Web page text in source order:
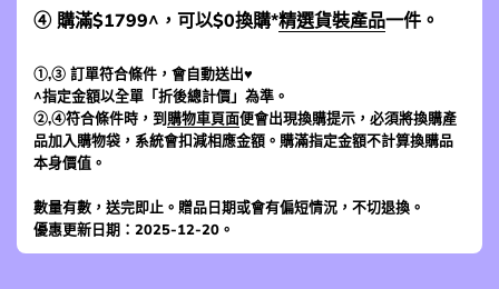
④ 購滿$1799^，可以$0換購*精選貨裝產品一件。
①,③ 訂單符合條件，會自動送出♥
^指定金額以全單「折後總計價」為準。
②,④符合條件時，到 購物車頁面便會出現換購提示，必須將換購產
品加入購物袋，系統會扣減相應金額。購滿指定金額不計算換購品
本身價值。
數量有數，送完即止。贈品日期或會有偏短情況，不切退換。
優惠更新日期：2025-12-20。